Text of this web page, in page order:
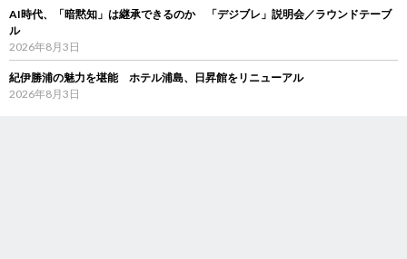
AI時代、「暗黙知」は継承できるのか 「デジブレ」説明会／ラウンドテーブ
ル
2026年8月3日
紀伊勝浦の魅力を堪能 ホテル浦島、日昇館をリニューアル
2026年8月3日